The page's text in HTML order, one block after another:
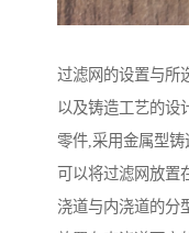
过滤网的设置与所
以及铸造工艺的设
零件,采用金属型铸
可以将过滤网放置
浇道与内浇道的分